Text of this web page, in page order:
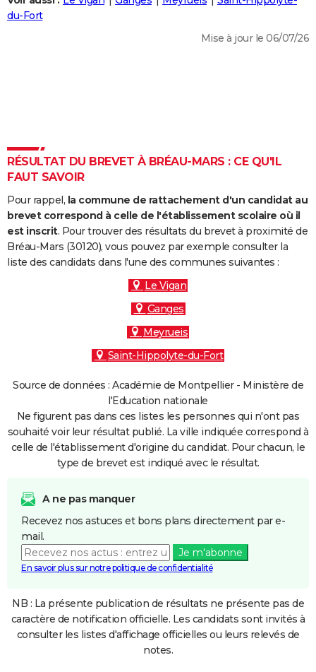
Destinations
City break
Voyage nature
Voyage de noces
Forum
Climat
+
PHOTO
Dictionnaire
Biographies
Citations
Expressions
Proverbes
PROGRAMME TV
S'inscrire
Se connecter
Lycées
Collèges
Primaires
Universités
Entreprises
Service militaire
Avis de recherche
AVIS DE DÉCÈS
FORUM
du-Fort
Mise à jour le 06/07/26
RÉSULTAT DU BREVET À BRÉAU-MARS : CE QU'IL
FAUT SAVOIR
Pour rappel, la commune de rattachement d'un candidat au
brevet correspond à celle de l'établissement scolaire où il
est inscrit. Pour trouver des résultats du brevet à proximité de
Bréau-Mars (30120), vous pouvez par exemple consulter la
liste des candidats dans l'une des communes suivantes :
Le Vigan
Ganges
Meyrueis
Saint-Hippolyte-du-Fort
Source de données : Académie de Montpellier - Ministère de
l'Education nationale
Ne figurent pas dans ces listes les personnes qui n'ont pas
souhaité voir leur résultat publié. La ville indiquée correspond à
celle de l'établissement d'origine du candidat. Pour chacun, le
type de brevet est indiqué avec le résultat.
A ne pas manquer
Recevez nos astuces et bons plans directement par e-
mail.
Je m'abonne
En savoir plus sur notre politique de confidentialité
NB : La présente publication de résultats ne présente pas de
caractère de notification officielle. Les candidats sont invités à
consulter les listes d'affichage officielles ou leurs relevés de
notes.